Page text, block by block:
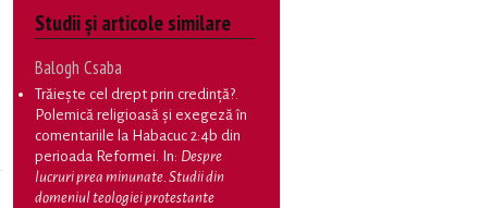
Studii și articole similare
Balogh Csaba
Trăiește cel drept prin credință?.
Polemică religioasă și exegeză în
comentariile la Habacuc 2:4b din
perioada Reformei . In: Despre
lucruri prea minunate. Studii din
domeniul teologiei protestante